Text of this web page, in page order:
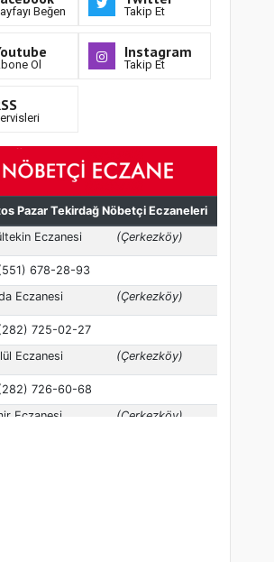
Beğen Takip Et
Ol
Instagram
Takip Et